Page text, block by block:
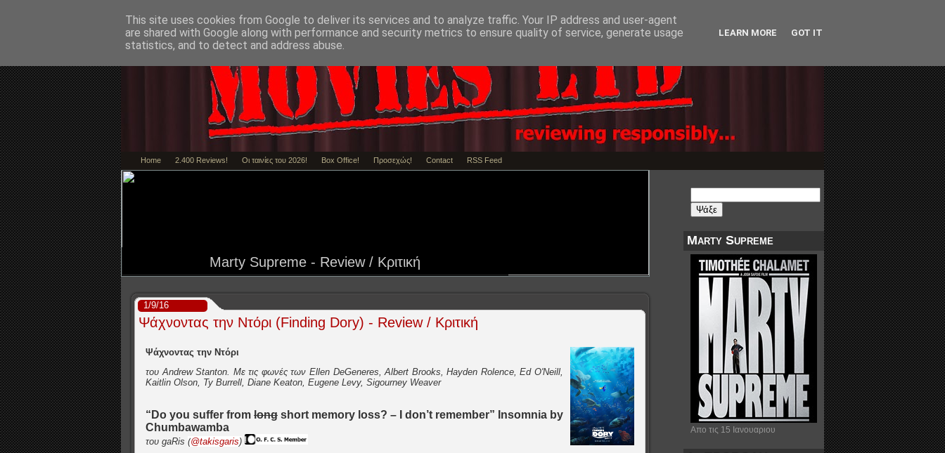
Home 2.400 Reviews! Οι ταινίες του 2026! Box Office! Προσεχώς! Contact RSS Feed
Marty Supreme - Review / Κριτική
1/9/16
Ψάχνοντας την Ντόρι (Finding Dory) - Review / Κριτική
Ψάχνοντας την Ντόρι
του Andrew Stanton. Με τις φωνές των Ellen DeGeneres, Albert Brooks, Hayden Rolence, Ed O'Neill,
Kaitlin Olson, Ty Burrell, Diane Keaton, Eugene Levy, Sigourney Weaver
“Do you suffer from long short memory loss? – I don’t remember” Insomnia by
Chumbawamba
του gaRis (@takisgaris)
Marty Supreme
Απο τις 15 Ιανουαριου
This site uses cookies from Google to deliver its services and to analyze traffic. Your IP address and user-agent
are shared with Google along with performance and security metrics to ensure quality of service, generate usage
statistics, and to detect and address abuse.
LEARN MORE GOT IT